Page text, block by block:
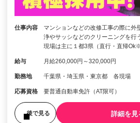
仕事内容
マンションなどの改修工事の際に外
浄やサッシなどのクリーニングを行
現場は主に１都3県（直行・直帰
給与 月給260,000円～320,000円
勤務地 千葉県・埼玉県・東京都 各現場
応募資格 要普通自動車免許（AT限可）
後で見る 詳細を見